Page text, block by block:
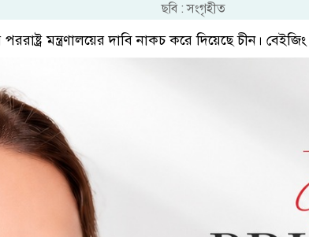
ছবি : সংগৃহীত
মন্ত্রণালয়ের দাবি নাকচ করে দিয়েছে চীন।